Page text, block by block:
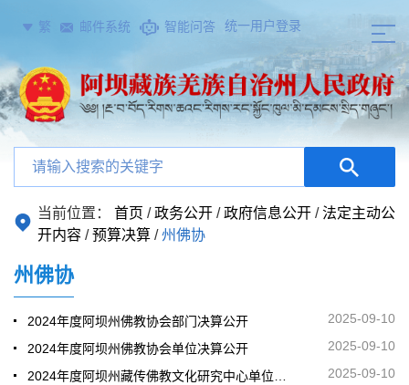
繁 邮件系统 智能问答 统一用户登录
当前位置： 首页 /政务公开 /政府信息公开 /法定主动公
开内容 /预算决算 /州佛协
州佛协
2024年度阿坝州佛教协会部门决算公开 2025-09-10
2024年度阿坝州佛教协会单位决算公开 2025-09-10
2025-09-10